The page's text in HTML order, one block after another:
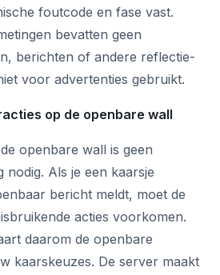
foutcode en fase vast.
bevatten geen
berichten of andere reflectie-
voor advertenties gebruikt.
op de openbare wall
openbare wall is geen
nodig. Als je een kaarsje
bericht meldt, moet de
acties voorkomen.
daarom de openbare
kaarskeuzes. De server maakt